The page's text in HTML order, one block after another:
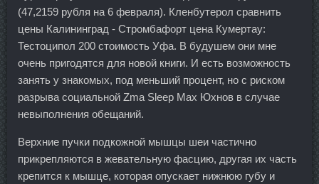
(47,2159 рубля на 6 февраля). Кленбутерол сравнить
цены Калининград - Стромбафорт цена Кумертау:
Тестоципол 200 стоимость Уфа. В будушем они мне
очень пригодятся для новой книги. И есть возможность
занять у знакомых, под меньший процент, но с риском
разрыва социальной Zma Sleep Max Юхнов в случае
невыполнения обещаний.
Верхние пучки подкожной мышцы шеи частично
прикрепляются в жевательную фасцию, другая их часть
крепится к мышце, которая опускает нижнюю губу и